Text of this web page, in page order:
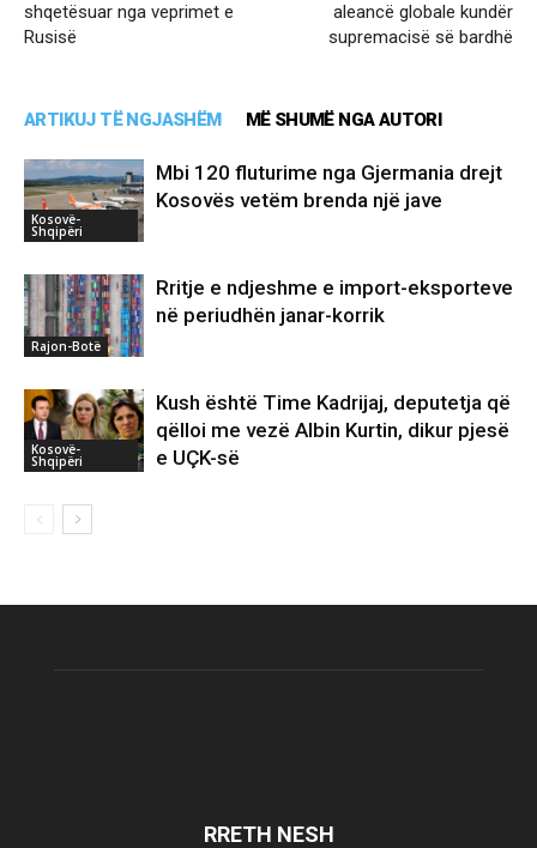
shqetësuar nga veprimet e
Rusisë
aleancë globale kundër
supremacisë së bardhë
ARTIKUJ TË NGJASHËM MË SHUMË NGA AUTORI
Kosovë-
Shqipëri
Mbi 120 fluturime nga Gjermania drejt
Kosovës vetëm brenda një jave
Rajon-Botë
Rritje e ndjeshme e import-eksporteve
në periudhën janar-korrik
Kosovë-
Shqipëri
Kush është Time Kadrijaj, deputetja që
qëlloi me vezë Albin Kurtin, dikur pjesë
e UÇK-së
RRETH NESH